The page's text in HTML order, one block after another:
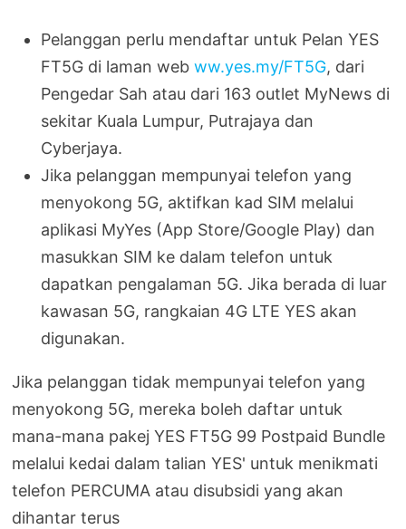
Pelanggan perlu mendaftar untuk Pelan YES
FT5G di laman webww.yes.my/FT5G, dari
Pengedar Sah atau dari 163 outlet MyNews di
sekitar Kuala Lumpur, Putrajaya dan
Cyberjaya.
Jika pelanggan mempunyai telefon yang
menyokong 5G, aktifkan kad SIM melalui
aplikasi MyYes (App Store/Google Play) dan
masukkan SIM ke dalam telefon untuk
dapatkan pengalaman 5G. Jika berada di luar
kawasan 5G, rangkaian 4G LTE YES akan
digunakan.
Jika pelanggan tidak mempunyai telefon yang
menyokong 5G, mereka boleh daftar untuk
mana-mana pakej YES FT5G 99 Postpaid Bundle
melalui kedai dalam talian YES' untuk menikmati
telefon PERCUMA atau disubsidi yang akan
dihantar terus